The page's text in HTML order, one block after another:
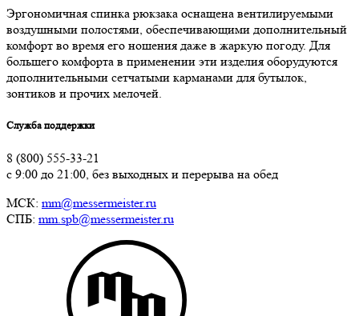
Эргономичная спинка рюкзака оснащена вентилируемыми
воздушными полостями, обеспечивающими дополнительный
комфорт во время его ношения даже в жаркую погоду. Для
большего комфорта в применении эти изделия оборудуются
дополнительными сетчатыми карманами для бутылок,
зонтиков и прочих мелочей.
Служба поддержки
8 (800) 555-33-21
с 9:00 до 21:00, без выходных и перерыва на обед
МСК: mm@messermeister.ru
СПБ: mm.spb@messermeister.ru